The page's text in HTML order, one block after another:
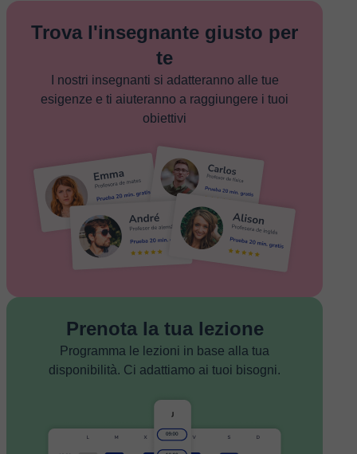
Trova l'insegnante giusto per
te
I nostri insegnanti si adatteranno alle tue
esigenze e ti aiuteranno a raggiungere i tuoi
obiettivi
Prenota la tua lezione
Programma le lezioni in base alla tua
disponibilità. Ci adattiamo ai tuoi bisogni.